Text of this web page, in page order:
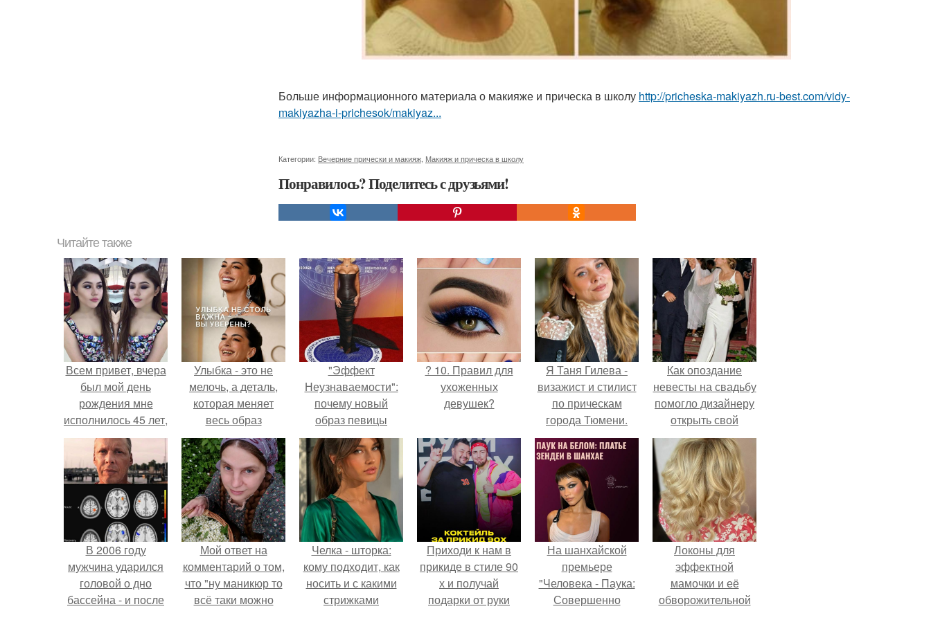
Больше информационного материала о макияже и прическа в школу http://pricheska-makiyazh.ru-best.com/vidy-
makiyazha-i-prichesok/makiyaz...
Категории: Вечерние прически и макияж Макияж и прическа в школу
Понравилось? Поделитесь с друзьями!
Читайте также
Всем привет, вчера
был мой день
рождения мне
исполнилось 45 лет,
да я баба ягодка.
Улыбка - это не
мелочь, а деталь,
которая меняет
весь образ
человека.
"Эффект
Неузнаваемости":
почему новый
образ певицы
вызвал споры о
гранях
возможного?
? 10. Правил для
ухоженных
девушек?
Я Таня Гилева -
визажист и стилист
по прическам
города Тюмени.
Как опоздание
невесты на свадьбу
помогло дизайнеру
открыть свой
бренд.
В 2006 году
мужчина ударился
головой о дно
бассейна - и после
Мой ответ на
комментарий о том,
что "ну маникюр то
всё таки можно
Челка - шторка:
кому подходит, как
носить и с какими
стрижками
Приходи к нам в
прикиде в стиле 90
х и получай
подарки от руки
На шанхайской
премьере
"Человека - Паука:
Совершенно
Локоны для
эффектной
мамочки и её
обворожительной